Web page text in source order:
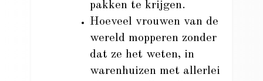
pakken te krijgen.
Hoeveel vrouwen van de
wereld mopperen zonder
dat ze het weten, in
warenhuizen met allerlei